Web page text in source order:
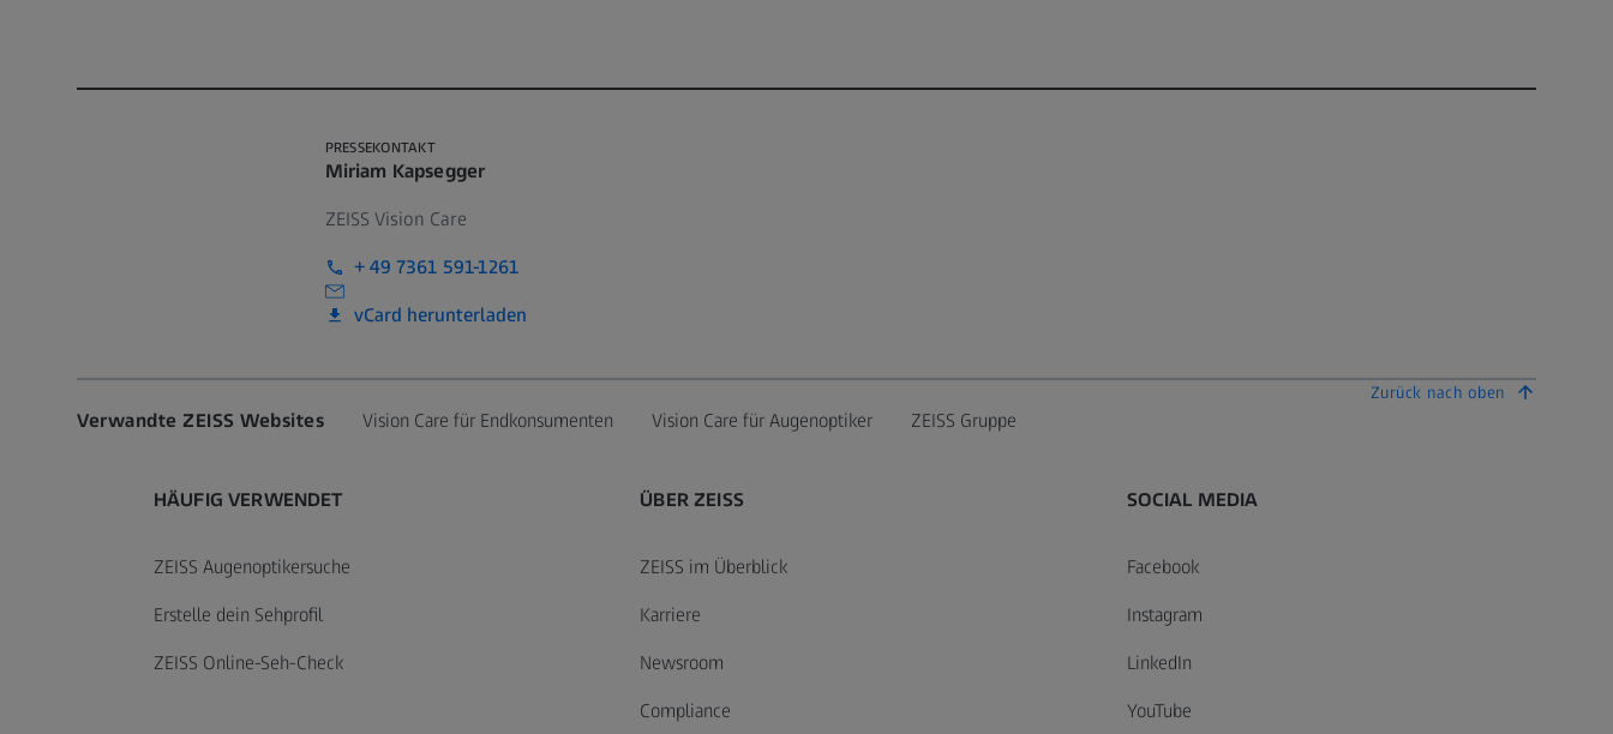
PRESSEKONTAKT
Miriam Kapsegger
ZEISS Vision Care
+ 49 7361 591-1261
vCard herunterladen
Zurück nach oben
Verwandte ZEISS Websites Vision Care für Endkonsumenten Vision Care für Augenoptiker ZEISS Gruppe
HÄUFIG VERWENDET
ZEISS Augenoptikersuche
Erstelle dein Sehprofil
ZEISS Online-Seh-Check
ÜBER ZEISS
ZEISS im Überblick
Karriere
Newsroom
Compliance
SOCIAL MEDIA
Facebook
Instagram
LinkedIn
YouTube